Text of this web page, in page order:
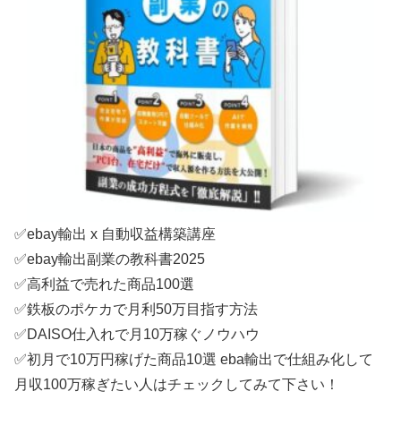
✅ebay輸出 x 自動収益構築講座
✅ebay輸出副業の教科書2025
✅高利益で売れた商品100選
✅鉄板のポケカで月利50万目指す方法
✅DAISO仕入れで月10万稼ぐノウハウ
✅初月で10万円稼げた商品10選 eba輸出で仕組み化して
月収100万稼ぎたい人はチェックしてみて下さい！